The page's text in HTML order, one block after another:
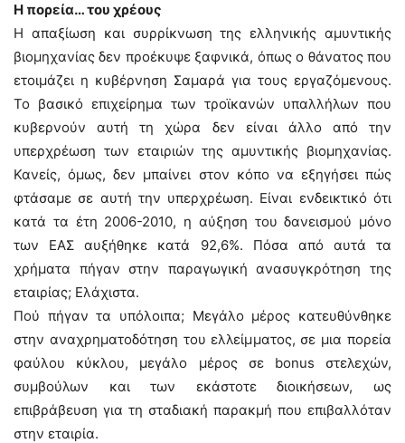
Η πορεία… του χρέους
Η απαξίωση και συρρίκνωση της ελληνικής αμυντικής
βιομηχανίας δεν προέκυψε ξαφνικά, όπως ο θάνατος που
ετοιμάζει η κυβέρνηση Σαμαρά για τους εργαζόμενους.
Το βασικό επιχείρημα των τροϊκανών υπαλλήλων που
κυβερνούν αυτή τη χώρα δεν είναι άλλο από την
υπερχρέωση των εταιριών της αμυντικής βιομηχανίας.
Κανείς, όμως, δεν μπαίνει στον κόπο να εξηγήσει πώς
φτάσαμε σε αυτή την υπερχρέωση. Είναι ενδεικτικό ότι
κατά τα έτη 2006-2010, η αύξηση του δανεισμού μόνο
των ΕΑΣ αυξήθηκε κατά 92,6%. Πόσα από αυτά τα
χρήματα πήγαν στην παραγωγική ανασυγκρότηση της
εταιρίας; Ελάχιστα.
Πού πήγαν τα υπόλοιπα; Μεγάλο μέρος κατευθύνθηκε
στην αναχρηματοδότηση του ελλείμματος, σε μια πορεία
φαύλου κύκλου, μεγάλο μέρος σε bonus στελεχών,
συμβούλων και των εκάστοτε διοικήσεων, ως
επιβράβευση για τη σταδιακή παρακμή που επιβαλλόταν
στην εταιρία.